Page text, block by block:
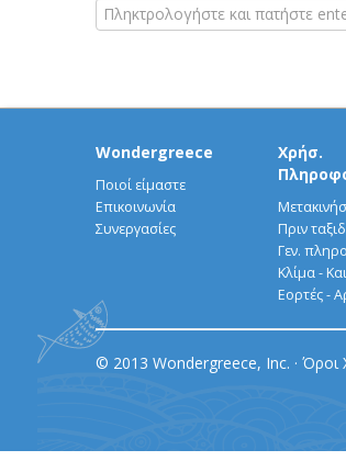
Wondergreece
Ποιοί είμαστε
Επικοινωνία
Συνεργασίες
Χρήσ.
Πριν
Γεν.
Κλίμα -
Εορτές -
© 2013 Wondergreece, Inc. · Όροι